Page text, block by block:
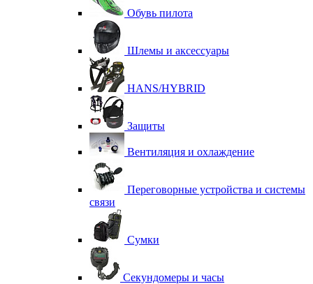
Обувь пилота
Шлемы и аксессуары
HANS/HYBRID
Защиты
Вентиляция и охлаждение
Переговорные устройства и системы
связи
Сумки
Секундомеры и часы